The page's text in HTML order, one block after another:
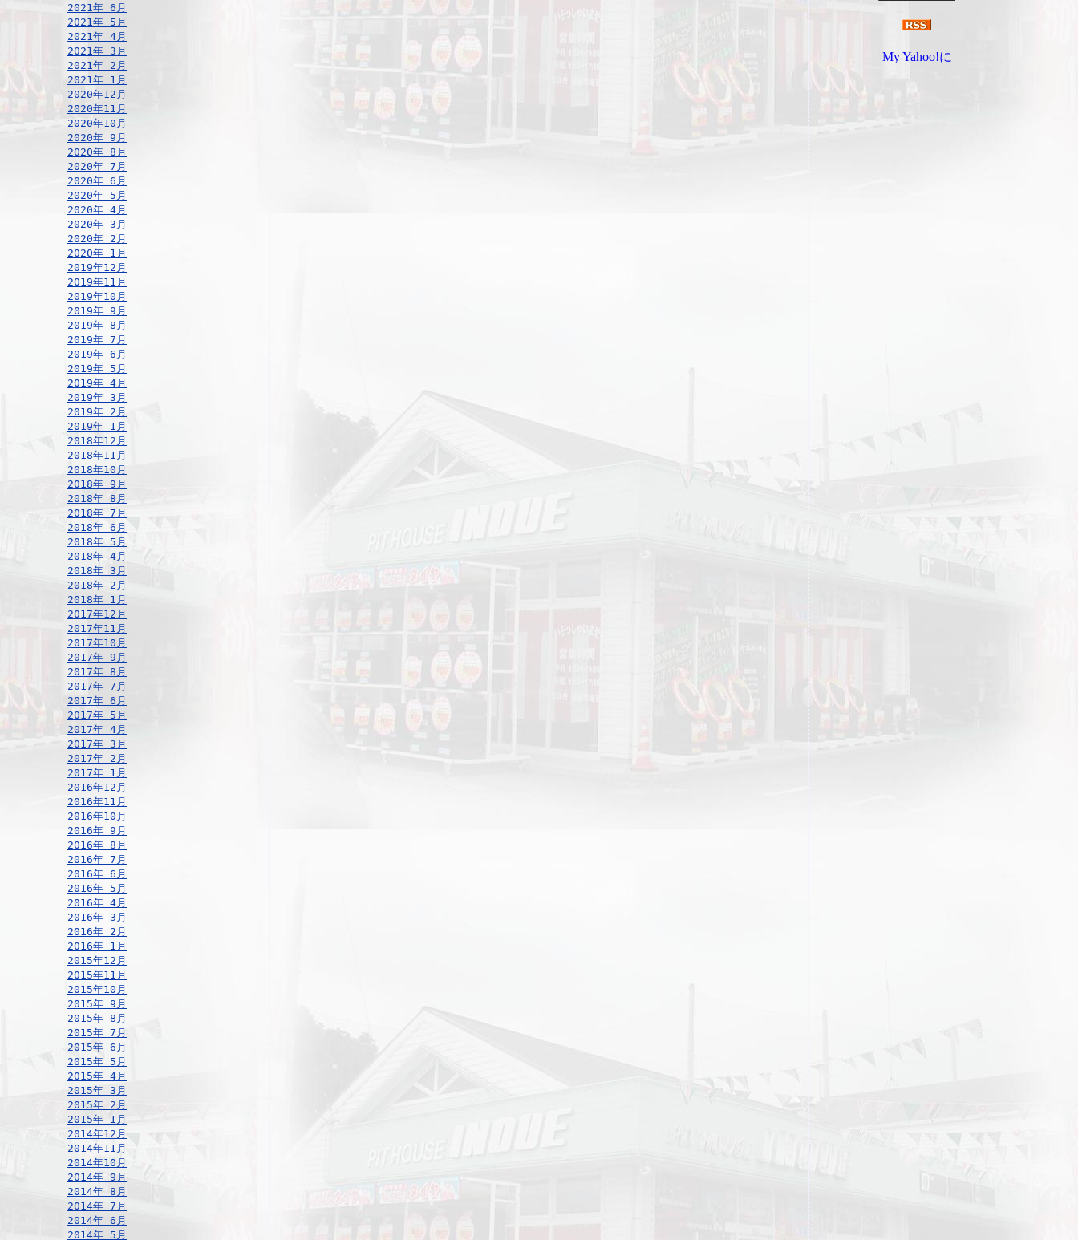
2021年 6月
2021年 5月
2021年 4月
2021年 3月
2021年 2月
2021年 1月
2020年12月
2020年11月
2020年10月
2020年 9月
2020年 8月
2020年 7月
2020年 6月
2020年 5月
2020年 4月
2020年 3月
2020年 2月
2020年 1月
2019年12月
2019年11月
2019年10月
2019年 9月
2019年 8月
2019年 7月
2019年 6月
2019年 5月
2019年 4月
2019年 3月
2019年 2月
2019年 1月
2018年12月
2018年11月
2018年10月
2018年 9月
2018年 8月
2018年 7月
2018年 6月
2018年 5月
2018年 4月
2018年 3月
2018年 2月
2018年 1月
2017年12月
2017年11月
2017年10月
2017年 9月
2017年 8月
2017年 7月
2017年 6月
2017年 5月
2017年 4月
2017年 3月
2017年 2月
2017年 1月
2016年12月
2016年11月
2016年10月
2016年 9月
2016年 8月
2016年 7月
2016年 6月
2016年 5月
2016年 4月
2016年 3月
2016年 2月
2016年 1月
2015年12月
2015年11月
2015年10月
2015年 9月
2015年 8月
2015年 7月
2015年 6月
2015年 5月
2015年 4月
2015年 3月
2015年 2月
2015年 1月
2014年12月
2014年11月
2014年10月
2014年 9月
2014年 8月
2014年 7月
2014年 6月
2014年 5月